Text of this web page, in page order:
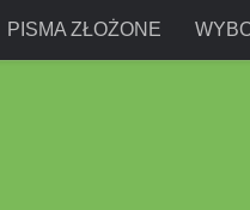
PISMA ZŁOŻONE